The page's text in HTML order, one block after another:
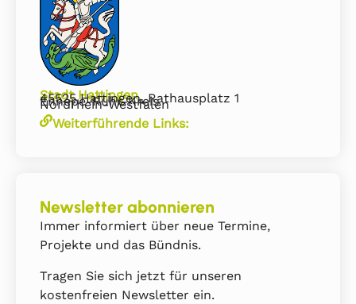
Stadt Hattingen
45525 Hattingen, Rathausplatz 1
Ennepe-Ruhr-Kreis
Nordrhein-Westfalen
Weiterführende Links:
Newsletter abonnieren
Immer informiert über neue Termine,
Projekte und das Bündnis.
Tragen Sie sich jetzt für unseren
kostenfreien Newsletter ein.